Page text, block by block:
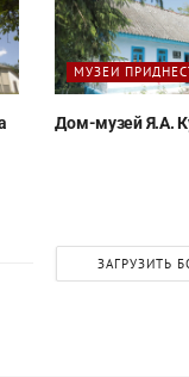
МУЗЕИ
Дом-музей Я.А.
ЗАГРУЗИТЬ